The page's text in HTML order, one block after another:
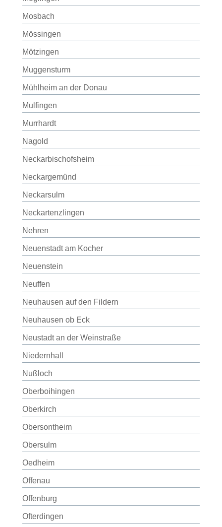
Mosbach
Mössingen
Mötzingen
Muggensturm
Mühlheim an der Donau
Mulfingen
Murrhardt
Nagold
Neckarbischofsheim
Neckargemünd
Neckarsulm
Neckartenzlingen
Nehren
Neuenstadt am Kocher
Neuenstein
Neuffen
Neuhausen auf den Fildern
Neuhausen ob Eck
Neustadt an der Weinstraße
Niedernhall
Nußloch
Oberboihingen
Oberkirch
Obersontheim
Obersulm
Oedheim
Offenau
Offenburg
Ofterdingen